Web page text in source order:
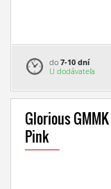
do 7-10 dní
U dodávateľa
Glorious
Pink